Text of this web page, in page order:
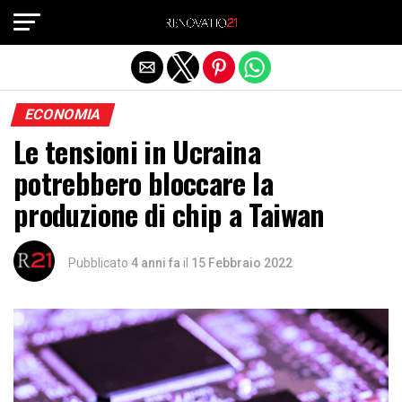
ECONOMIA
Le tensioni in Ucraina
potrebbero bloccare la
produzione di chip a Taiwan
Pubblicato 4 anni fa il 15 Febbraio 2022
Exit mobile version